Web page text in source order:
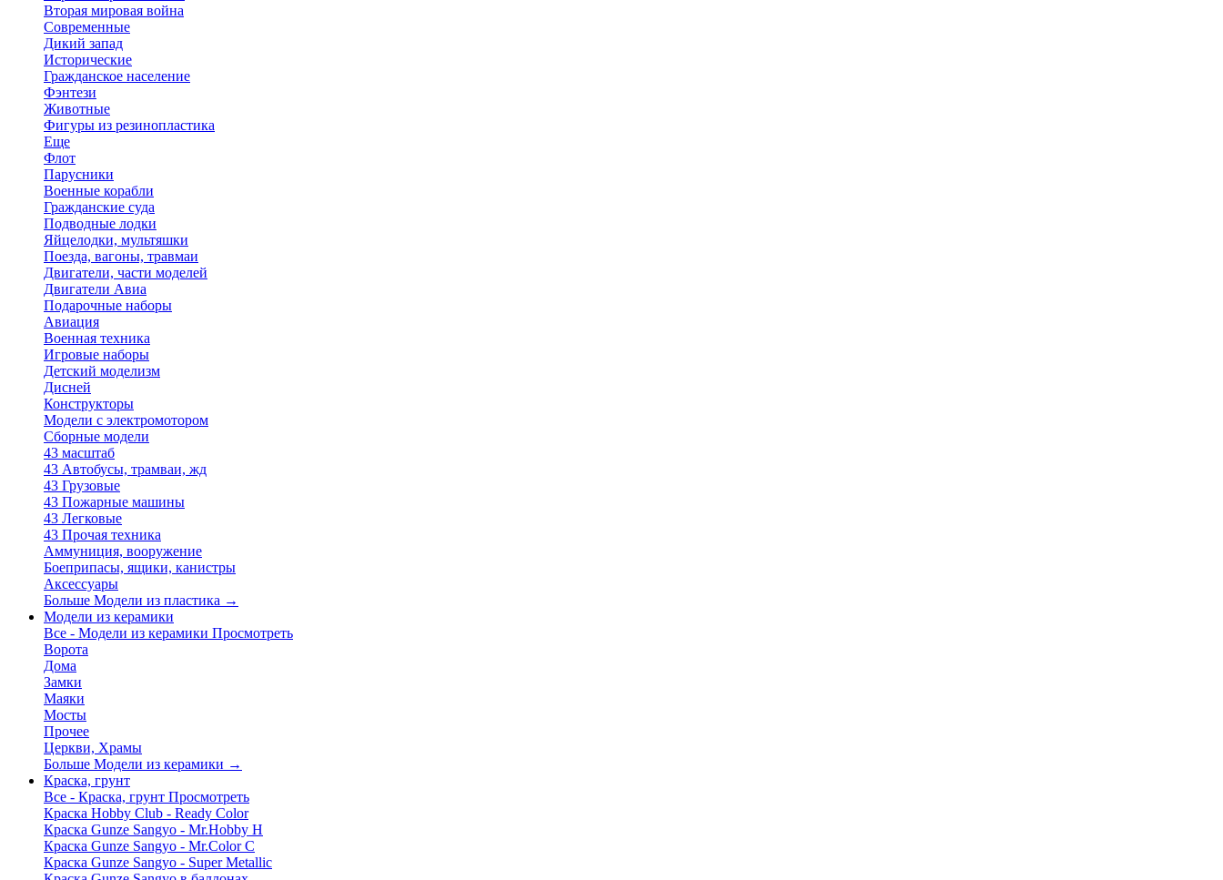
Вторая мировая война
Современные
Дикий запад
Исторические
Гражданское население
Фэнтези
Животные
Фигуры из резинопластика
Еще
Флот
Парусники
Военные корабли
Гражданские суда
Подводные лодки
Яйцелодки, мультяшки
Поезда, вагоны, травмаи
Двигатели, части моделей
Двигатели Авиа
Подарочные наборы
Авиация
Военная техника
Игровые наборы
Детский моделизм
Дисней
Конструкторы
Модели с электромотором
Сборные модели
43 масштаб
43 Автобусы, трамваи, жд
43 Грузовые
43 Пожарные машины
43 Легковые
43 Прочая техника
Аммуниция, вооружение
Боеприпасы, ящики, канистры
Аксессуары
Больше Модели из пластика →
Модели из керамики
Все - Модели из керамики Просмотреть
Ворота
Дома
Замки
Маяки
Мосты
Прочее
Церкви, Храмы
Больше Модели из керамики →
Краска, грунт
Все - Краска, грунт Просмотреть
Краска Hobby Club - Ready Color
Краска Gunze Sangyo - Mr.Hobby H
Краска Gunze Sangyo - Mr.Color C
Краска Gunze Sangyo - Super Metallic